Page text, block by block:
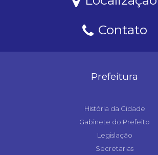
Contato
Prefeitura
História da Cidade
Gabinete do Prefeito
Legislação
Secretarias